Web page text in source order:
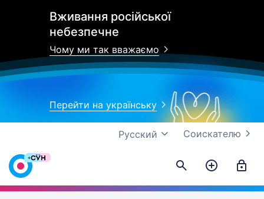
Вживання російської
небезпечне
Чому ми так вважаємо
Перейти на українську
Соискателю
Русский